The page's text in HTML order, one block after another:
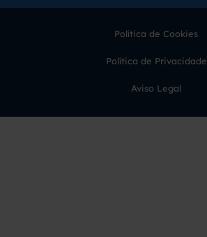
Política de Cookies
Política de Privacidade
Aviso Legal